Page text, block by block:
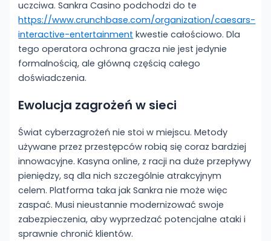
uczciwa. Sankra Casino podchodzi do te
https://www.crunchbase.com/organization/caesars-
interactive-entertainment kwestie całościowo. Dla
tego operatora ochrona gracza nie jest jedynie
formalnością, ale główną częścią całego
doświadczenia.
Ewolucja zagrożeń w sieci
Świat cyberzagrożeń nie stoi w miejscu. Metody
używane przez przestępców robią się coraz bardziej
innowacyjne. Kasyna online, z racji na duże przepływy
pieniędzy, są dla nich szczególnie atrakcyjnym
celem. Platforma taka jak Sankra nie może więc
zaspać. Musi nieustannie modernizować swoje
zabezpieczenia, aby wyprzedzać potencjalne ataki i
sprawnie chronić klientów.